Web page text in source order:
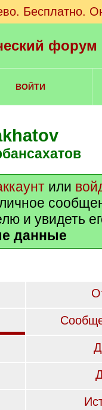
Бесплатно.
ВОЙТИ
или
и увидеть
данные